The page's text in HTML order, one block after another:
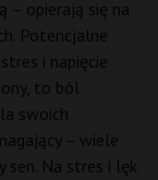
– opierają się na
Potencjalne
i napięcie
to ból
swoich
– wiele
sen. Na stres i lęk